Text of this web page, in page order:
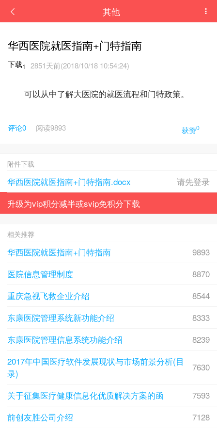
其他
华西医院就医指南+门特指南
下载1 2851天前(2018/10/18 10:54:24)
可以从中了解大医院的就医流程和门特政策。
评论0 阅读9893 获赞0
附件下载
华西医院就医指南+门特指南.docx
请先登录
升级为vip积分减半或svip免积分下载
相关推荐
华西医院就医指南+门特指南
9893
医院信息管理制度
8870
重庆急视飞救企业介绍
8544
东康医院管理系统新功能介绍
8333
东康医院管理信息系统功能介绍
8239
2017年中国医疗软件发展现状与市场前景分析(目
录)
7630
关于征集医疗健康信息化优质解决方案的函
7593
前创友胜公司介绍
7128